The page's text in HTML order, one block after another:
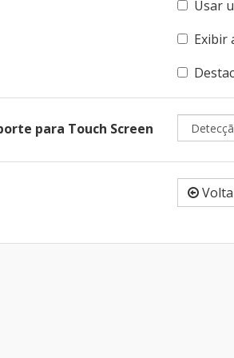
Usar
Exibir
para Touch Screen